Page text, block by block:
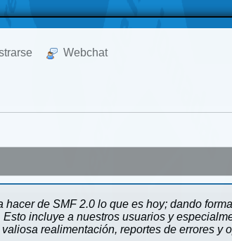
Webchat
de SMF 2.0 lo que es hoy; dando
incluye a nuestros usuarios y
realimentación, reportes de errores y